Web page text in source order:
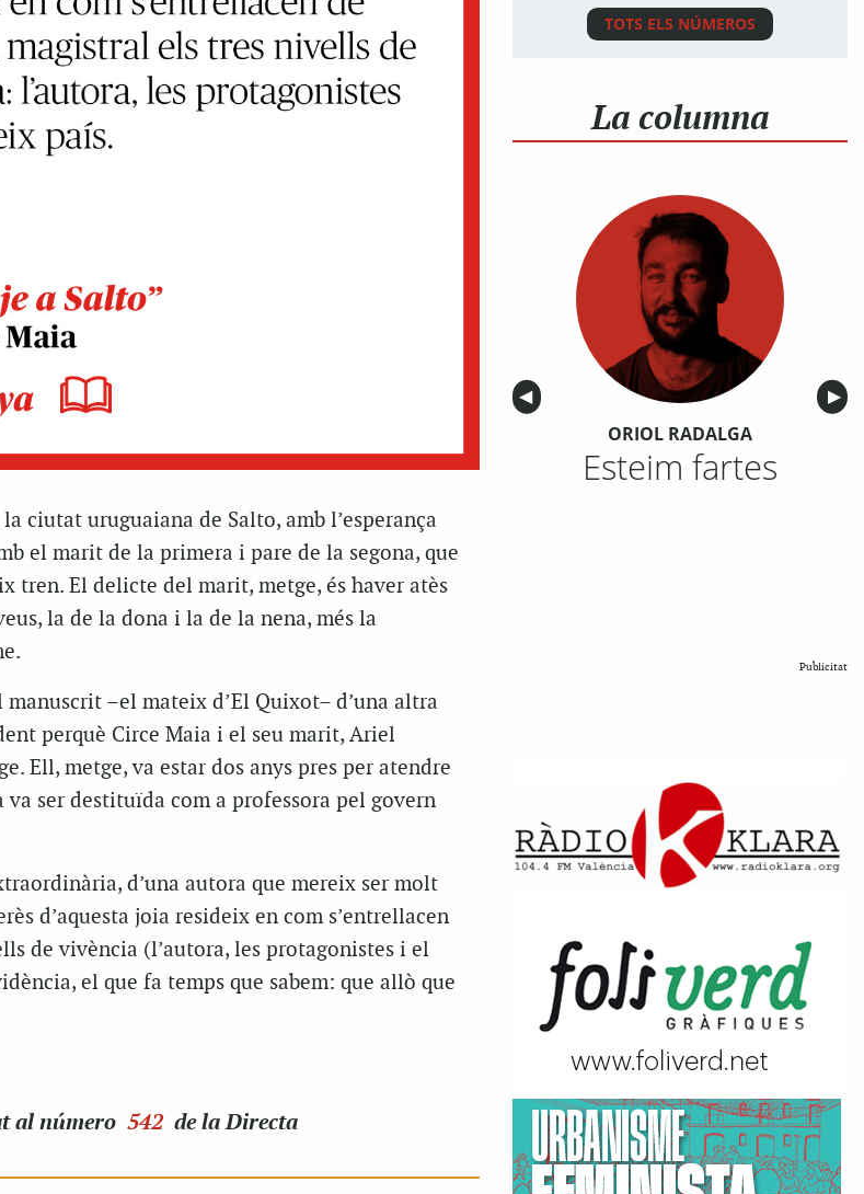
ciutat uruguaiana de Salto, amb l’esperança
el marit de la primera i pare de la segona, que
tren. El delicte del marit, metge, és haver atès
la de la dona i la de la nena, més la
–el mateix d’El Quixot– d’una altra
perquè Circe Maia i el seu marit, Ariel
. Ell, metge, va estar dos anys pres per atendre
ser destituïda com a professora pel govern
d’una autora que mereix ser molt
d’aquesta joia resideix en com s’entrellacen
de vivència (l’autora, les protagonistes i el
el que fa temps que sabem: que allò que
al número 542 de la Directa
TOTS ELS NÚMEROS
La columna
Anterior
◀︎ ▶︎
ORIOL RADALGA
Esteim fartes
Publicitat